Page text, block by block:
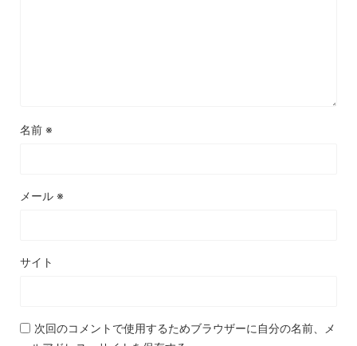
名前 ※
メール ※
サイト
次回のコメントで使用するためブラウザーに自分の名前、メ